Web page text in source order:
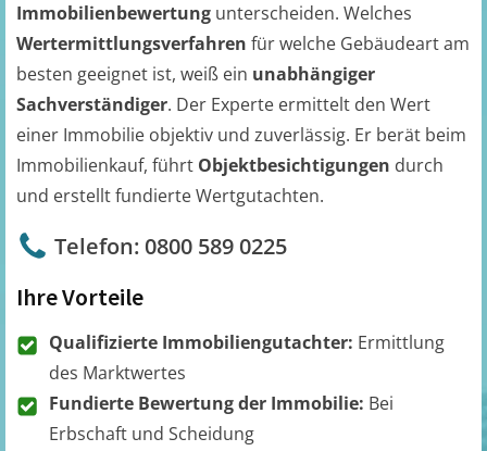
Immobilienbewertung unterscheiden. Welches
Wertermittlungsverfahren für welche Gebäudeart am
besten geeignet ist, weiß ein unabhängiger
Sachverständiger. Der Experte ermittelt den Wert
einer Immobilie objektiv und zuverlässig. Er berät beim
Immobilienkauf, führt Objektbesichtigungen durch
und erstellt fundierte Wertgutachten.
Telefon: 0800 589 0225
Ihre Vorteile
Qualifizierte Immobiliengutachter: Ermittlung
des Marktwertes
Fundierte Bewertung der Immobilie: Bei
Erbschaft und Scheidung